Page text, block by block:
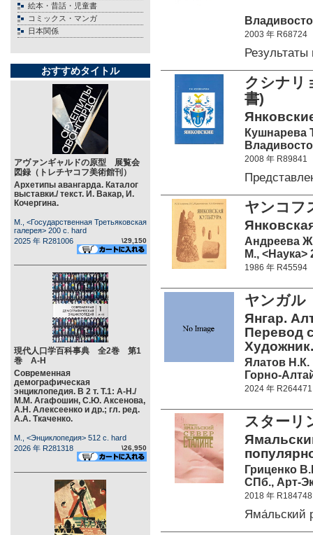
絵本・昔話・児童書
コミックス・マンガ
日本関係
おすすめタイトル
アヴァンギャルドの原型 展覧会
図録（トレチヤコフ美術館刊）
Архетипы авангарда. Каталог
выставки./ текст. И. Вакар, И.
Кочергина.
М., <Государственная Третьяковская
галерея> 200 c. hard
2025 年 R281006
\29,150
現代人口学百科事典 全2巻 第1
巻 А-Н
Современная
демографическая
энциклопедия. В 2 т. Т.1: А-Н./
М.М. Агафошин, С.Ю. Аксенова,
А.Н. Алексеенко и др.; гл. ред.
А.А. Ткаченко.
М., <Энциклопедия> 512 c. hard
2026 年 R281318
\26,950
2003 年 R68724
クシナ
書)
Кушнарева
2008 年 R89841
ヤンコフ
Андреева
М., <Наука>
1986 年 R45594
ヤンガ
Янгар.
Перевод
Ялатов Н.К.
Горно-
2024 年 R264471
スターリ
Гриценко
СПб., Арт-
2018 年 R184748
Яма́льский